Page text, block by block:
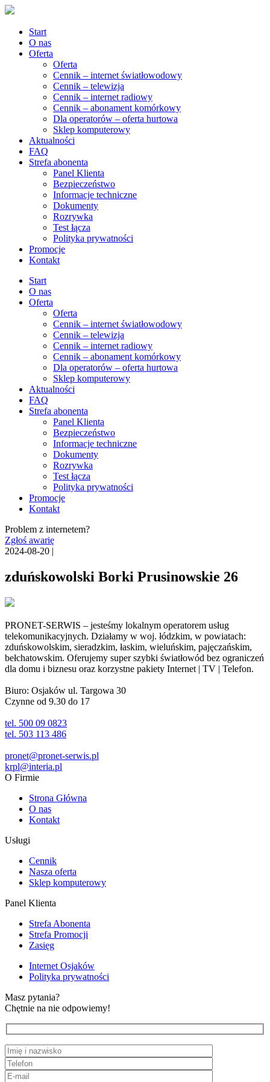
Start
O nas
Oferta
Oferta
Cennik – internet światłowodowy
Cennik – telewizja
Cennik – internet radiowy
Cennik – abonament komórkowy
Dla operatorów – oferta hurtowa
Sklep komputerowy
Aktualności
FAQ
Strefa abonenta
Panel Klienta
Bezpieczeństwo
Informacje techniczne
Dokumenty
Rozrywka
Test łącza
Polityka prywatności
Promocje
Kontakt
Start
O nas
Oferta
Oferta
Cennik – internet światłowodowy
Cennik – telewizja
Cennik – internet radiowy
Cennik – abonament komórkowy
Dla operatorów – oferta hurtowa
Sklep komputerowy
Aktualności
FAQ
Strefa abonenta
Panel Klienta
Bezpieczeństwo
Informacje techniczne
Dokumenty
Rozrywka
Test łącza
Polityka prywatności
Promocje
Kontakt
Problem z internetem?
Zgłoś awarię
2024-08-20 |
zduńskowolski Borki Prusinowskie 26
PRONET-SERWIS – jesteśmy lokalnym operatorem usług
telekomunikacyjnych. Działamy w woj. łódzkim, w powiatach:
zduńskowolskim, sieradzkim, łaskim, wieluńskim, pajęczańskim,
bełchatowskim. Oferujemy super szybki światłowód bez ograniczeń
dla domu i biznesu oraz korzystne pakiety Internet | TV | Telefon.
Biuro: Osjaków ul. Targowa 30
Czynne od 9.30 do 17
tel. 500 09 0823
tel. 503 113 486
pronet@pronet-serwis.pl
krpl@interia.pl
O Firmie
Strona Główna
O nas
Kontakt
Usługi
Cennik
Nasza oferta
Sklep komputerowy
Panel Klienta
Strefa Abonenta
Strefa Promocji
Zasięg
Internet Osjaków
Polityka prywatności
Masz pytania?
Chętnie na nie odpowiemy!